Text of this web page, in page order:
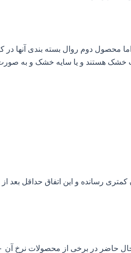
محصول دوم روال بسته بندی آنها در
خشک هستند و یا سایه خشک و به